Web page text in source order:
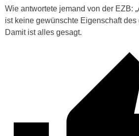
Wie antwortete jemand von der EZB:
ist keine gewünschte Eigenschaft des
Damit ist alles gesagt.